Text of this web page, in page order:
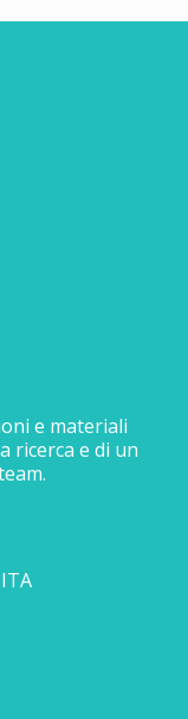
e materiali
ricerca e di un